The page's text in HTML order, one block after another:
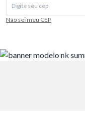
Não sei meu CEP